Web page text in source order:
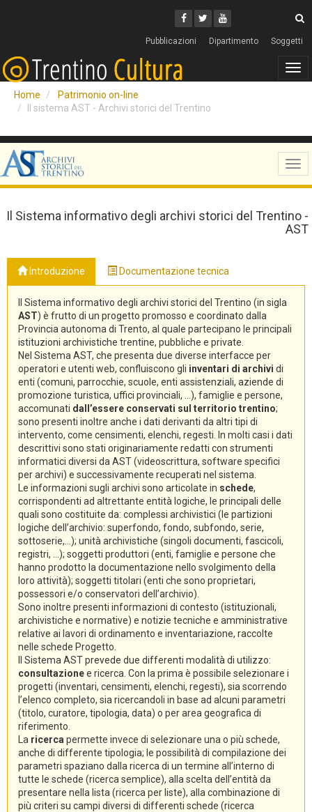
Facebook
Twitter
Youtube
Pubblicazioni Dipartimento Soggetti
Home
Patrimonio on-line
Il sistema AST - Archivi storici del Trentino
Il Sistema informativo degli archivi storici del Trentino -
AST
Introduzione Documentazione tecnica
Il Sistema informativo degli archivi storici del Trentino (in sigla
AST) è frutto di un progetto promosso e coordinato dalla
Provincia autonoma di Trento, al quale partecipano le principali
istituzioni archivistiche trentine, pubbliche e private.
Nel Sistema AST, che presenta due diverse interfacce per
operatori e utenti web, confluiscono gli inventari di archivi di
enti (comuni, parrocchie, scuole, enti assistenziali, aziende di
promozione turistica, uffici provinciali, ...), famiglie e persone,
accomunati dall’essere conservati sul territorio trentino;
sono presenti inoltre anche i dati derivanti da altri tipi di
intervento, come censimenti, elenchi, regesti. In molti casi i dati
descrittivi sono stati originariamente redatti con strumenti
informatici diversi da AST (videoscrittura, software specifici
per archivi) e successivamente recuperati nel sistema.
Le informazioni sugli archivi sono articolate in schede,
corrispondenti ad altrettante entità logiche, le principali delle
quali sono costituite da: complessi archivistici (le partizioni
logiche dell’archivio: superfondo, fondo, subfondo, serie,
sottoserie,...); unità archivistiche (singoli documenti, fascicoli,
registri, ...); soggetti produttori (enti, famiglie e persone che
hanno prodotto la documentazione nello svolgimento della
loro attività); soggetti titolari (enti che sono proprietari,
possessori e/o conservatori dell’archivio).
Sono inoltre presenti informazioni di contesto (istituzionali,
archivistiche e normative) e notizie tecniche e amministrative
relative ai lavori di ordinamento e inventariazione, raccolte
nelle schede Progetto.
Il Sistema AST prevede due differenti modalità di utilizzo:
consultazionee ricerca. Con la prima è possibile selezionare i
progetti (inventari, censimenti, elenchi, regesti), sia scorrendo
l’elenco completo, sia ricercandoli in base ad alcuni parametri
(titolo, curatore, tipologia, data) o per area geografica di
riferimento.
La ricerca permette invece di selezionare una o più schede,
anche di differente tipologia; le possibilità di compilazione dei
parametri spaziano dalla ricerca di un termine all’interno di
tutte le schede (ricerca semplice), alla scelta dell’entità da
presentare nella lista (ricerca per liste), alla combinazione di
più criteri su campi diversi di differenti schede (ricerca